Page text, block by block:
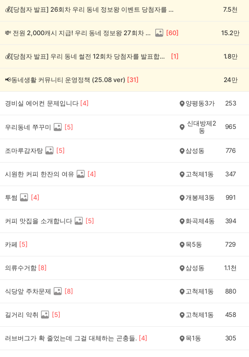
💰[당첨자 발표] 26회차 우리 동네 정보왕 이벤트 당첨자를 발표합니다! 7.5천
💸 전원 2,000캐시 지급! 우리 동네 정보왕 27회차 (~8/10) [60] 15.2만
💰[당첨자 발표] 우리 동네 썰전 12회차 당첨자를 발표합니다! [1] 1.8만
📢동네생활 커뮤니티 운영정책 (25.08 ver) [31] 24만
경비실 에어컨 문제입니다 [4] 양평동3가 253
우리동네 쭈꾸미 [5]
신대방제2
동
965
조마루감자탕 [5] 삼성동 776
시원한 커피 한잔의 여유 [4] 고척제1동 347
투썸 [4] 개봉제3동 991
커피 맛집을 소개합니다 [5] 화곡제4동 394
카페 [5] 목5동 729
의류수거함 [8] 삼성동 1.1천
식당앞 주차문제 [8] 고척제1동 880
길거리 악취 [5] 고척제1동 458
러브버그가 확 줄었는데 그걸 대체하는 곤충들. [4] 목1동 305